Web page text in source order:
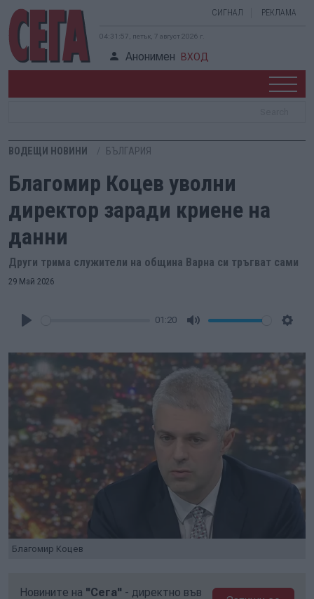
СИГНАЛ РЕКЛАМА
04:31:58, петък, 7 август 2026 г.
Анонимен ВХОД
ВОДЕЩИ НОВИНИ БЪЛГАРИЯ
Благомир Коцев уволни
директор заради криене на
данни
Други трима служители на община Варна си тръгват сами
29 Май 2026
01:20
Благомир Коцев
Новините на "Сега" - директно във